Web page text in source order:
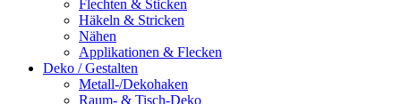
Flechten & Sticken
Häkeln & Stricken
Nähen
Applikationen & Flecken
Deko / Gestalten
Metall-/Dekohaken
Raum- & Tisch-Deko